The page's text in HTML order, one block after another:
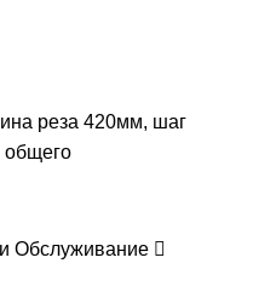
реза 420мм, шаг
общего
Обслуживание